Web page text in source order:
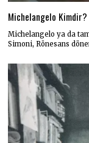
Michelangelo Kimdir?
Michelangelo ya da
Simoni, Rönesans